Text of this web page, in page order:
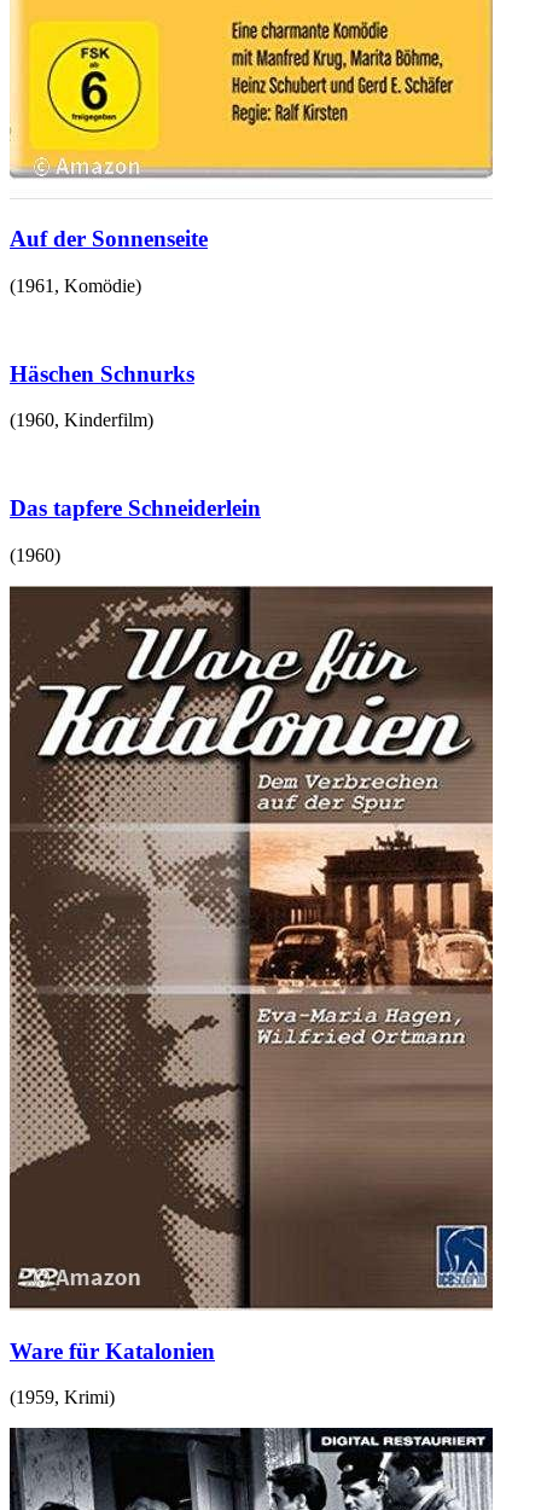
Auf der Sonnenseite
(1961 , Komödie)
Häschen Schnurks
(1960, Kinderfilm)
Das tapfere Schneiderlein
(1960)
Ware für Katalonien
(1959, Krimi)